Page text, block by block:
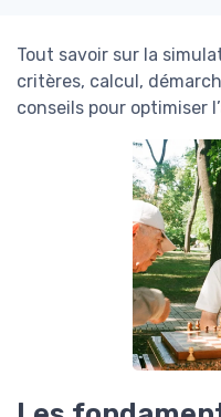
Tout savoir sur la
critères, calcul,
conseils pour optimiser